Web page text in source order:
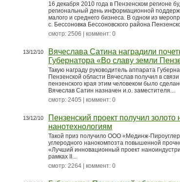
16 декабря 2010 года в Пензенском регионе
региональный день информационной
малого и среднего бизнеса. В одном из
с. Бессоновка Бессоновского района
смотр: 2506 | коммент: 0
13/12/10
Вячеслава Сатина наградили
Губернатора «Во славу земли
Такую награду руководитель аппарата
Пензенской области Вячеслав получил в
пензенского края этим человеком было
Вячеслав Сатин назначен и.о. заместителя...
смотр: 2405 | коммент: 0
13/12/10
Пензенский проект получил
нанотехнологиям
Такой приз получило ООО «Мединж-
углеродного нанокомпозта повышенной
«Лучший инновационный проект
рамках II...
смотр: 2264 | коммент: 0